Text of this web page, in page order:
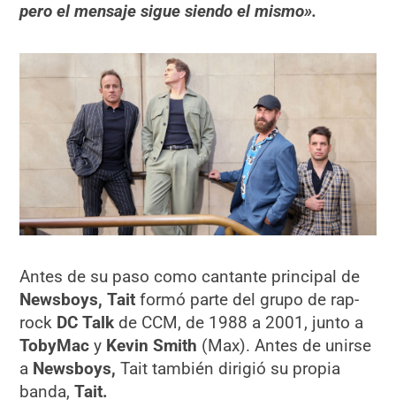
pero el mensaje sigue siendo el mismo».
Antes de su paso como cantante principal de
Newsboys, Tait formó parte del grupo de rap-
rock DC Talk de CCM, de 1988 a 2001, junto a
TobyMac y Kevin Smith (Max). Antes de unirse
a Newsboys, Tait también dirigió su propia
banda,Tait.